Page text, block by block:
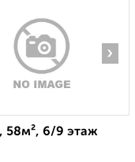
›
58м², 6/9 этаж